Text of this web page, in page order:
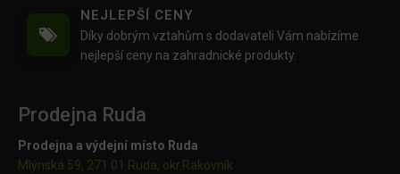
NEJLEPŠÍ CENY
Díky dobrým vztahům s dodavateli Vám nabízíme
nejlepší ceny na zahradnické produkty.
Prodejna Ruda
Prodejna a výdejní místo Ruda
Mlýnská 59, 271 01 Ruda, okr.Rakovník